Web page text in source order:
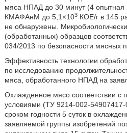
мяса НПАД до 30 минут (4 опытная
КМАФАнМ до 5,1×103КОЕ/г в 145
не обнаружены.
(обработанных) образцов
034/2013 по безопасности мясных
Эффективность технологии
по исследованию
мяса, обработанного НПАД на
Охлажденное мясо соответствии с
условиями (ТУ 9214-002-54907417-
сроком годности 5 суток в
заявляемой группы изобретений